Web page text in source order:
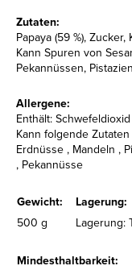
Zutaten:
Papaya (59 %),
Kann Spuren von
Pekannüssen,
Allergene:
Enthält:
Kann folgende
Erdnüsse , Mandeln ,
, Pekannüsse
Gewicht:
Lagerung:
500 g
Lagerung:
Mindesthaltbarkeit: